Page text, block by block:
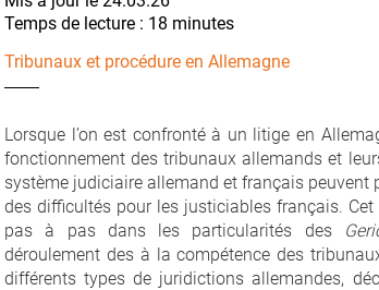
Tribunaux et procédure en Allemagne
Lorsque l’on est confronté à un litige en
fonctionnement des tribunaux allemands et
système judiciaire allemand et français peuvent
des difficultés pour les justiciables français.
pas à pas dans les particularités des
déroulement des à la compétence des
différents types de juridictions allemandes,